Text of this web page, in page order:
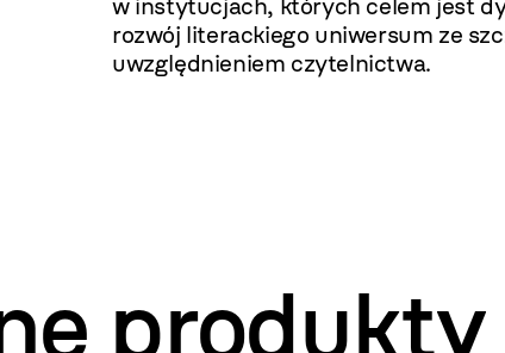
w instytucjach, których celem jest
rozwój literackiego uniwersum ze
uwzględnieniem czytelnictwa.
produkty